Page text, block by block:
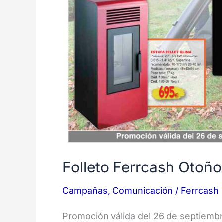
Folleto Ferrcash
Campañas, Comunicación / Ferrcash
Promoción válida del 26 de